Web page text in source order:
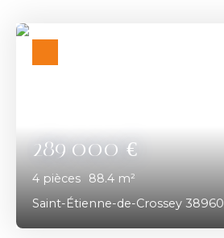
289 000€
4 pièces 88.4 m²
Saint-Étienne-de-Crossey 38960